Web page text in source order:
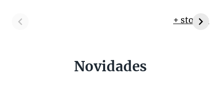
+ stories
Novidades